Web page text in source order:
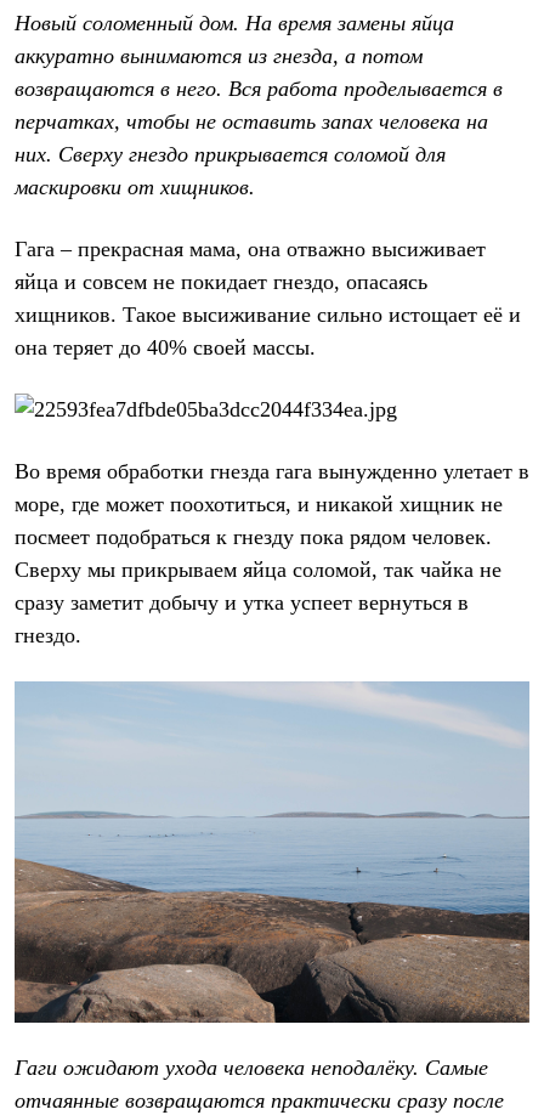
Новый соломенный дом. На время замены яйца
аккуратно вынимаются из гнезда, а потом
возвращаются в него. Вся работа проделывается в
перчатках, чтобы не оставить запах человека на
них. Сверху гнездо прикрывается соломой для
маскировки от хищников.
Гага – прекрасная мама, она отважно высиживает
яйца и совсем не покидает гнездо, опасаясь
хищников. Такое высиживание сильно истощает её и
она теряет до 40% своей массы.
Во время обработки гнезда гага вынужденно улетает в
море, где может поохотиться, и никакой хищник не
посмеет подобраться к гнезду пока рядом человек.
Сверху мы прикрываем яйца соломой, так чайка не
сразу заметит добычу и утка успеет вернуться в
гнездо.
Гаги ожидают ухода человека неподалёку. Самые
отчаянные возвращаются практически сразу после